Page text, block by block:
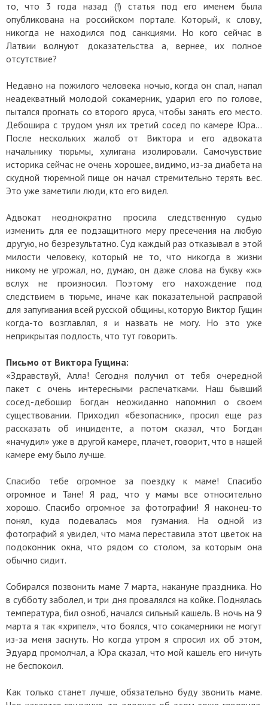
то, что 3 года назад (!) статья под его именем была
опубликована на российском портале. Который, к слову,
никогда не находился под санкциями. Но кого сейчас в
Латвии волнуют доказательства а, вернее, их полное
отсутствие?
Недавно на пожилого человека ночью, когда он спал, напал
неадекватный молодой сокамерник, ударил его по голове,
пытался прогнать со второго яруса, чтобы занять его место.
Дебошира с трудом унял их третий сосед по камере Юра…
После нескольких жалоб от Виктора и его адвоката
начальнику тюрьмы, хулигана изолировали. Самочувствие
историка сейчас не очень хорошее, видимо, из-за диабета на
скудной тюремной пище он начал стремительно терять вес.
Это уже заметили люди, кто его видел.
Адвокат неоднократно просила следственную судью
изменить для ее подзащитного меру пресечения на любую
другую, но безрезультатно. Суд каждый раз отказывал в этой
милости человеку, который не то, что никогда в жизни
никому не угрожал, но, думаю, он даже слова на букву «ж»
вслух не произносил. Поэтому его нахождение под
следствием в тюрьме, иначе как показательной расправой
для запугивания всей русской общины, которую Виктор Гущин
когда-то возглавлял, я и назвать не могу. Но это уже
неприкрытая подлость, что тут говорить.
Письмо от Виктора Гущина:
«Здравствуй, Алла! Сегодня получил от тебя очередной
пакет с очень интересными распечатками. Наш бывший
сосед-дебошир Богдан неожиданно напомнил о своем
существовании. Приходил «безопасник», просил еще раз
рассказать об инциденте, а потом сказал, что Богдан
«начудил» уже в другой камере, плачет, говорит, что в нашей
камере ему было лучше.
Спасибо тебе огромное за поездку к маме! Спасибо
огромное и Тане! Я рад, что у мамы все относительно
хорошо. Спасибо огромное за фотографии! Я наконец-то
понял, куда подевалась моя гузмания. На одной из
фотографий я увидел, что мама переставила этот цветок на
подоконник окна, что рядом со столом, за которым она
обычно сидит.
Собирался позвонить маме 7 марта, накануне праздника. Но
в субботу заболел, и три дня провалялся на койке. Поднялась
температура, бил озноб, начался сильный кашель. В ночь на 9
марта я так «хрипел», что боялся, что сокамерники не могут
из-за меня заснуть. Но когда утром я спросил их об этом,
Эдуард промолчал, а Юра сказал, что мой кашель его ничуть
не беспокоил.
Как только станет лучше, обязательно буду звонить маме.